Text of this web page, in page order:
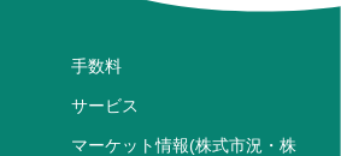
手数料
サービス
マーケット情報(株式市況・株